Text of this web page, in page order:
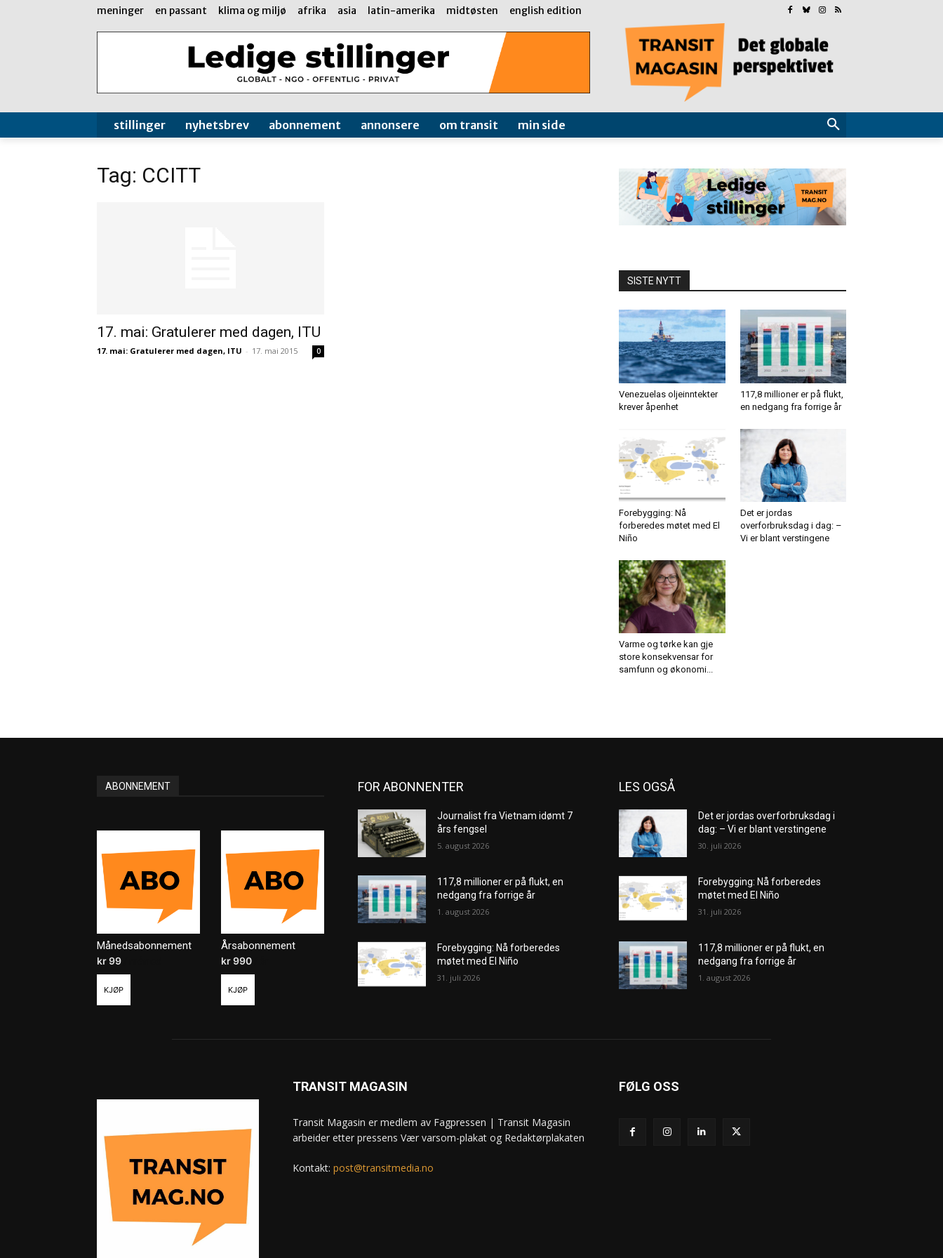
meninger en passant klima og miljø afrika asia latin-amerika midtøsten english edition
stillinger nyhetsbrev abonnement annonsere om transit min side
Tag: CCITT
17. mai: Gratulerer med dagen, ITU
17. mai: Gratulerer med dagen, ITU - 17. mai 2015 0
SISTE NYTT
Venezuelas oljeinntekter
krever åpenhet
117,8 millioner er på flukt,
en nedgang fra forrige år
Forebygging: Nå
forberedes møtet med El
Niño
Det er jordas
overforbruksdag i dag: –
Vi er blant verstingene
Varme og tørke kan gje
store konsekvensar for
samfunn og økonomi...
ABONNEMENT
Månedsabonnement
kr99
KJØP
Årsabonnement
kr990
KJØP
FOR ABONNENTER
Journalist fra Vietnam idømt 7
års fengsel
5. august 2026
117,8 millioner er på flukt, en
nedgang fra forrige år
1. august 2026
Forebygging: Nå forberedes
møtet med El Niño
31. juli 2026
LES OGSÅ
Det er jordas overforbruksdag i
dag: – Vi er blant verstingene
30. juli 2026
Forebygging: Nå forberedes
møtet med El Niño
31. juli 2026
117,8 millioner er på flukt, en
nedgang fra forrige år
1. august 2026
TRANSIT MAGASIN
Transit Magasin er medlem av Fagpressen | Transit Magasin
arbeider etter pressens Vær varsom-plakat og Redaktørplakaten
Kontakt: post@transitmedia.no
FØLG OSS